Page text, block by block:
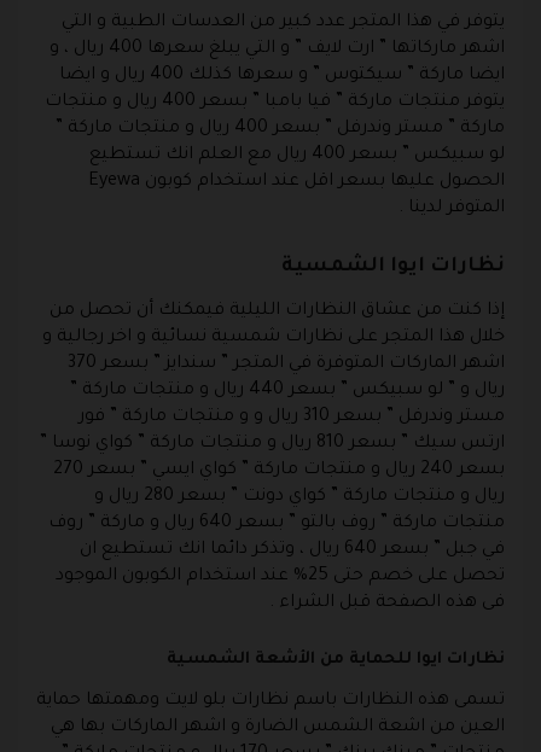
يتوفر في هذا المتجر عدد كبير من العدسات الطبية و التي
اشهر ماركاتها ” ارت لايف ” و التي يبلغ سعرها 400 ريال ، و
ايضا ماركة ” سيكتوس ” و سعرها كذلك 400 ريال و ايضا
يتوفر منتجات ماركة ” فيا بامبا ” بسعر 400 ريال و منتجات
ماركة ” مستر وندرفل ” بسعر 400 ريال و منتجات ماركة ”
لو سبيكس ” بسعر 400 ريال مع العلم انك تستطيع
الحصول عليها بسعر اقل عند استخدام كوبون Eyewa
المتوفر لدينا .
نظارات ايوا الشمسية
إذا كنت من عشاق النظارات الليلية فيمكنك أن تحصل من
خلال هذا المتجر على نظارات شمسية نسائية و اخر رجالية و
اشهر الماركات المتوفرة في المتجر ” سندايز ” بسعر 370
ريال و ” لو سبيكس ” بسعر 440 ريال و منتجات ماركة ”
مستر وندرفل ” بسعر 310 ريال و و منتجات ماركة ” فور
ارتس سيك ” بسعر 810 ريال و منتجات ماركة ” كواي نوسا ”
بسعر 240 ريال و منتجات ماركة ” كواي ايسي ” بسعر 270
ريال و منتجات ماركة ” كواي دونت ” بسعر 280 ريال و
منتجات ماركة ” روف بالتو ” بسعر 640 ريال و ماركة ” روف
في جبل ” بسعر 640 ريال ، وتذكر دائما انك تستطيع ان
تحصل على خصم حتى 25% عند استخدام الكوبون الموجود
فى هذه الصفحة قبل الشراء .
نظارات ايوا للحماية من الأشعة الشمسية
تسمى هذه النظارات باسم نظارات بلو لايت ومهمتها حماية
العين من اشعة الشمس الضارة و اشهر الماركات بها هي